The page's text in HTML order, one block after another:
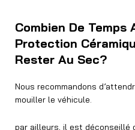
Combien De Temps
Protection
Rester Au Sec?
Nous recommandons
mouiller le véhicule.
par ailleurs, il est déconseillé